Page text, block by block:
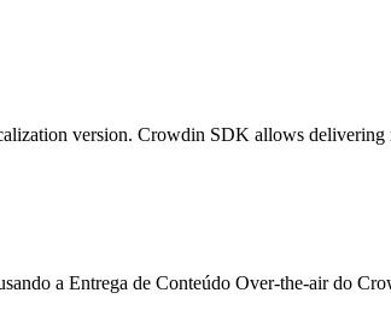
version. Crowdin SDK allows
a Entrega de Conteúdo Over-the-air do